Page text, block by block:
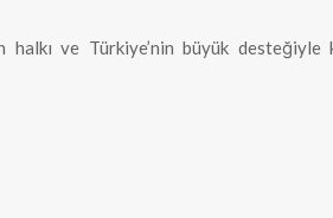
ve Türkiye’nin büyük